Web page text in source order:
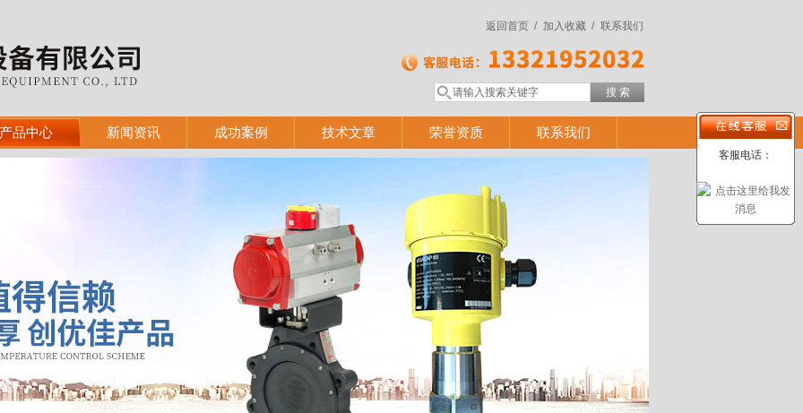
联系我们
加入收藏 /
返回首页 /
产品中心 新闻资讯 成功案例 技术文章 荣誉资质 联系我们
客服电话：